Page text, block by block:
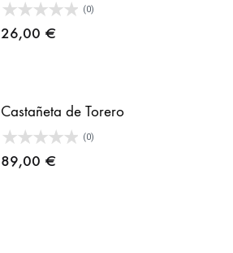
(0)
26,00 €
Castañeta de Torero
(0)
89,00 €